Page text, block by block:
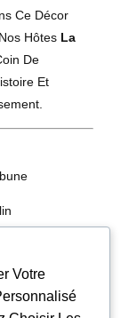
Ce Décor
Hôtes La
De
Et
Oliviers
Votre